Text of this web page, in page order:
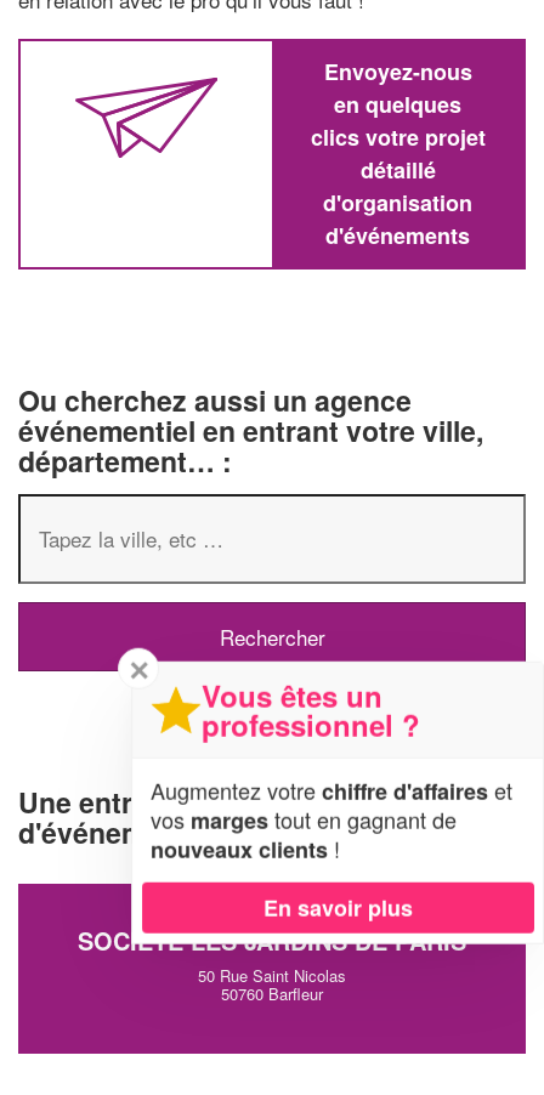
Envoyez-nous
en quelques
clics votre projet
détaillé
d'organisation
d'événements
Ou cherchez aussi un agence
événementiel en entrant votre ville,
département… :
Une entreprise d'organisation
d'événements à Barfleur (50760)
SOCIÉTÉ LES JARDINS DE PARIS
50 Rue Saint Nicolas
50760 Barfleur
✕
Vous êtes un
professionnel ?
Augmentez votrechiffre d'affaireset
vos margestout en gagnant de
nouveaux clients !
En savoir plus